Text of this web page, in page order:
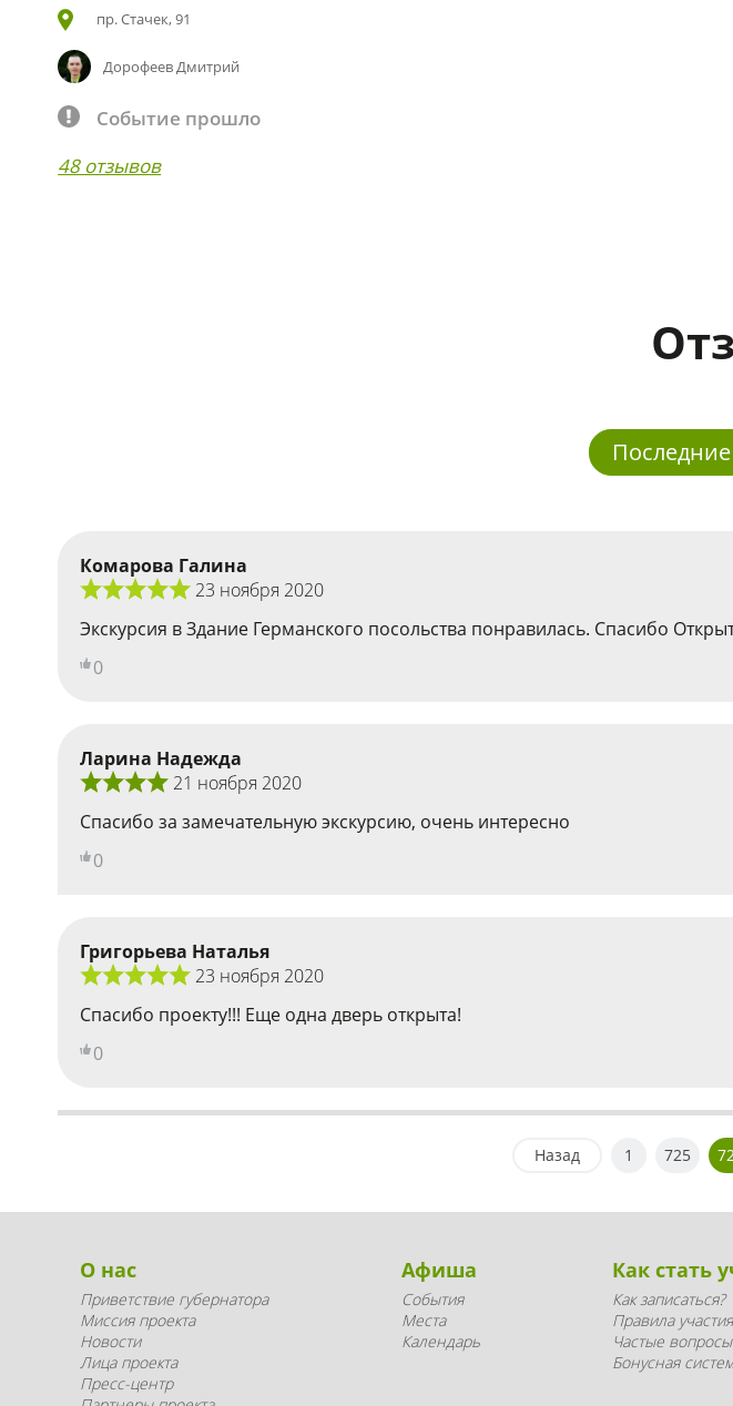
пр. Стачек, 91
Дорофеев Дмитрий
Событие прошло
48 отзывов
Последние
Комарова Галина
23 ноября 2020
Экскурсия в Здание Германского посольства понравилась. Спасибо
0
Ларина Надежда
21 ноября 2020
Спасибо за замечательную экскурсию, очень интересно
0
Григорьева Наталья
23 ноября 2020
Спасибо проекту!!! Еще одна дверь открыта!
0
Назад 1 725
О нас
Приветствие губернатора
Миссия проекта
Новости
Лица проекта
Пресс-центр
Афиша
События
Места
Календарь
Как стать
Как записаться?
Правила участия
Частые вопросы
Бонусная